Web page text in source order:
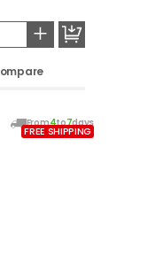
+
From4to7days
FREE SHIPPING